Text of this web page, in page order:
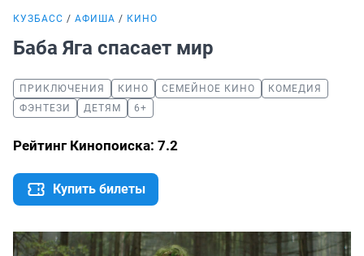
КУЗБАСС АФИША КИНО
Баба Яга спасает мир
ПРИКЛЮЧЕНИЯ КИНО СЕМЕЙНОЕ КИНО
КОМЕДИЯ
ФЭНТЕЗИ
ДЕТЯМ 6+
Рейтинг Кинопоиска: 7.2
Купить билеты